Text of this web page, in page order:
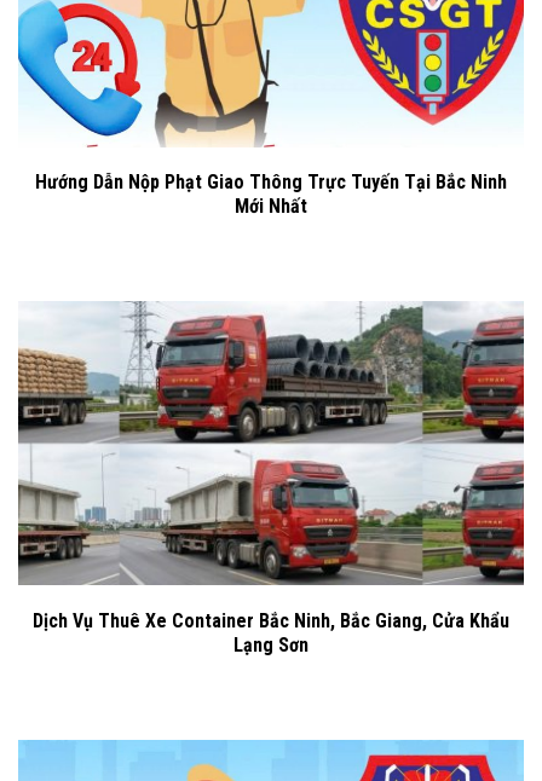
Hướng Dẫn Nộp Phạt Giao Thông Trực Tuyến Tại Bắc Ninh
Mới Nhất
Dịch Vụ Thuê Xe Container Bắc Ninh, Bắc Giang, Cửa Khẩu
Lạng Sơn